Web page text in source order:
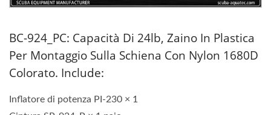
BC-924_PC: Capacità Di 24lb, Zaino In Plastica
Per Montaggio Sulla Schiena Con Nylon 1680D
Colorato. Include:
Inflatore di potenza PI-230 × 1